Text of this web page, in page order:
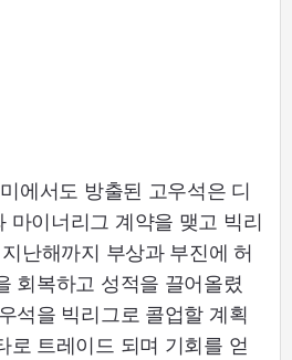
에서도 방출된 고우석은 디
마이너리그 계약을 맺고 빅리
난해까지 부상과 부진에 허
회복하고 성적을 끌어올렸
석을 빅리그로 콜업할 계획
로 트레이드 되며 기회를 얻